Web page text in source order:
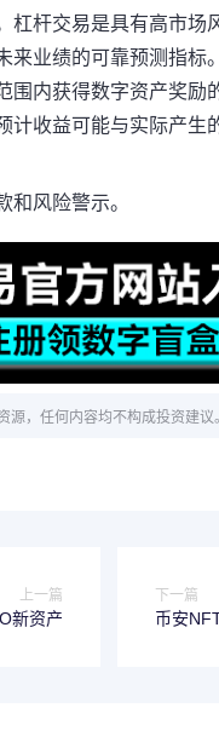
杠杆交易是具有高市
来业绩的可靠预测指
内获得数字资产奖励
计收益可能与实际产生
和风险警示。
，任何内容均不构成投资建议。
上一篇
新资产
下一篇
币安